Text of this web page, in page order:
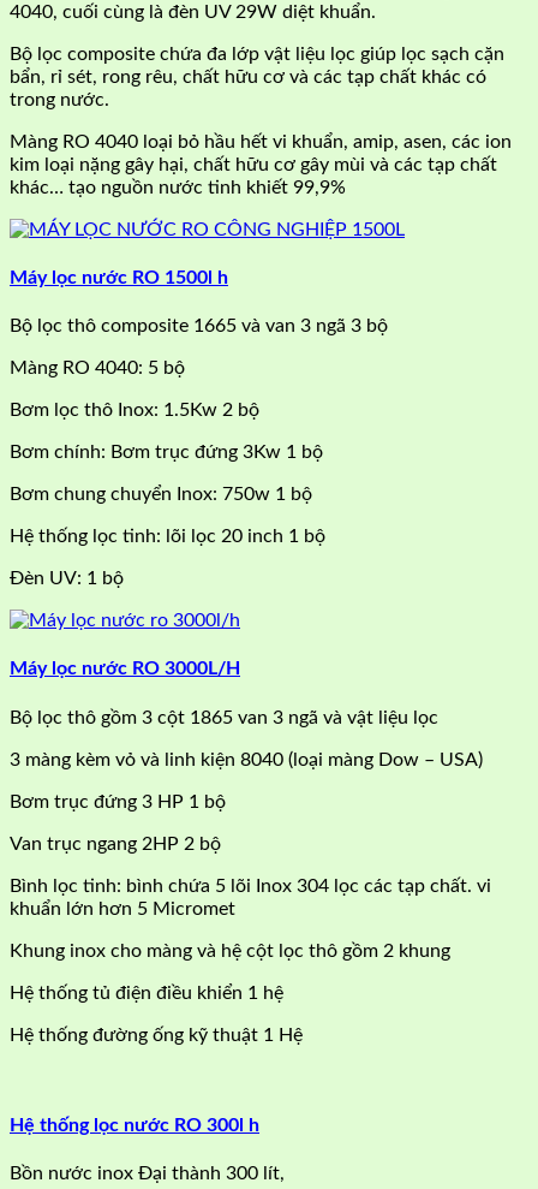
4040, cuối cùng là đèn UV 29W diệt khuẩn.
Bộ lọc composite chứa đa lớp vật liệu lọc giúp lọc sạch cặn
bẩn, rỉ sét, rong rêu, chất hữu cơ và các tạp chất khác có
trong nước.
Màng RO 4040 loại bỏ hầu hết vi khuẩn, amip, asen, các ion
kim loại nặng gây hại, chất hữu cơ gây mùi và các tạp chất
khác… tạo nguồn nước tinh khiết 99,9%
Máy lọc nước RO 1500l h
Bộ lọc thô composite 1665 và van 3 ngã 3 bộ
Màng RO 4040: 5 bộ
Bơm lọc thô Inox: 1.5Kw 2 bộ
Bơm chính: Bơm trục đứng 3Kw 1 bộ
Bơm chung chuyển Inox: 750w 1 bộ
Hệ thống lọc tinh: lõi lọc 20 inch 1 bộ
Đèn UV: 1 bộ
Máy lọc nước RO 3000L/H
Bộ lọc thô gồm 3 cột 1865 van 3 ngã và vật liệu lọc
3 màng kèm vỏ và linh kiện 8040 (loại màng Dow – USA)
Bơm trục đứng 3 HP 1 bộ
Van trục ngang 2HP 2 bộ
Bình lọc tinh: bình chứa 5 lõi Inox 304 lọc các tạp chất. vi
khuẩn lớn hơn 5 Micromet
Khung inox cho màng và hệ cột lọc thô gồm 2 khung
Hệ thống tủ điện điều khiển 1 hệ
Hệ thống đường ống kỹ thuật 1 Hệ
Hệ thống lọc nước RO 300l h
Bồn nước inox Đại thành 300 lít,